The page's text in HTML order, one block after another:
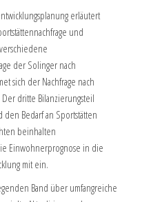
erläutert
und
der Solinger nach
sich der Nachfrage nach
dritte Bilanzierungsteil
Bedarf an Sportstätten
beinhalten
Einwohnerprognose in die
mit ein.
Band über umfangreiche